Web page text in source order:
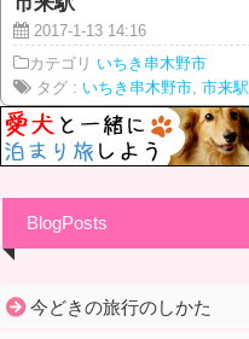
2017-1-13 14:16
カテゴリ いちき串木野市
タグ : いちき串木野市, 市来駅
BlogPosts
今どきの旅行のしかた